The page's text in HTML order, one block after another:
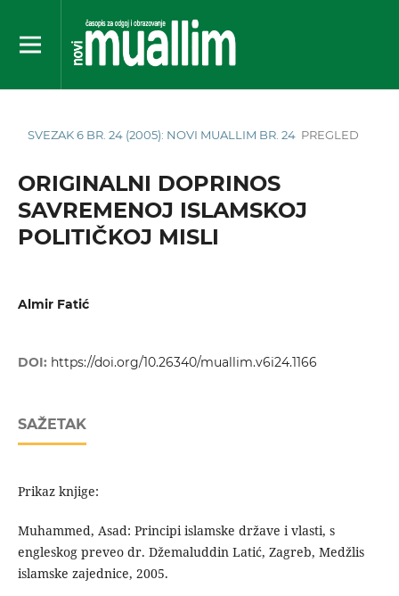
SVEZAK 6 BR. 24 (2005): NOVI MUALLIM BR. 24 PREGLED
ORIGINALNI DOPRINOS
SAVREMENOJ ISLAMSKOJ
POLITIČKOJ MISLI
Almir Fatić
DOI: https://doi.org/10.26340/muallim.v6i24.1166
SAŽETAK
Prikaz knjige:
Muhammed, Asad: Principi islamske države i vlasti, s
engleskog preveo dr. Džemaluddin Latić, Zagreb, Medžlis
islamske zajednice, 2005.